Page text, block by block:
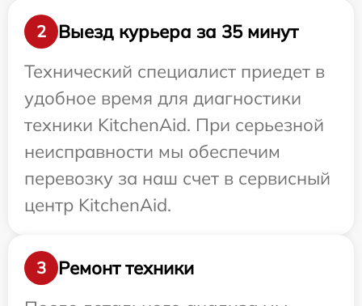
2
Выезд курьера за 35 минут
Технический специалист приедет в
удобное время для диагностики
техники KitchenAid. При серьезной
неисправности мы обеспечим
перевозку за наш счет в сервисный
центр KitchenAid.
3
Ремонт техники